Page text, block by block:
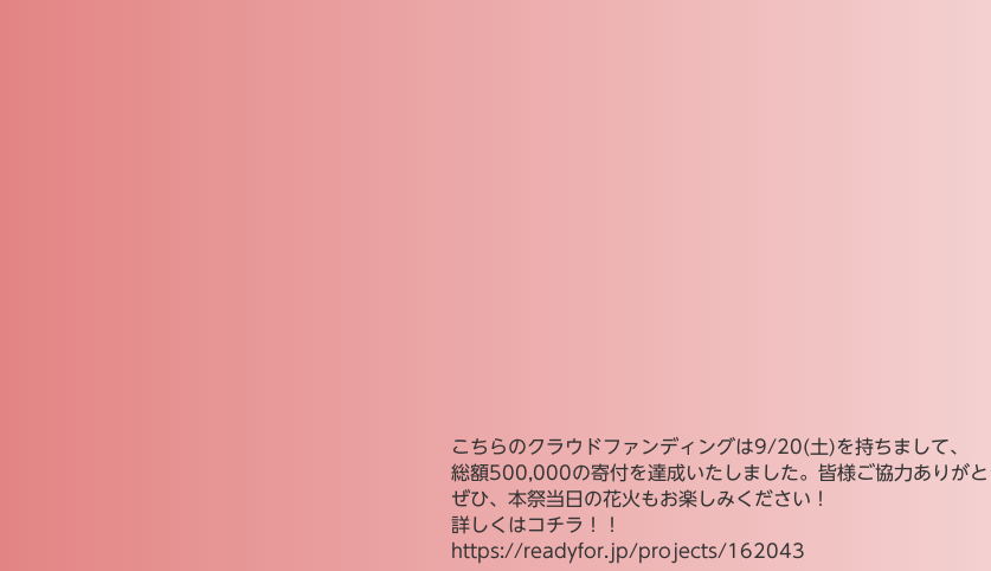
こちらのクラウドファンディングは9/20(土)を持ちまして、
総額500,000の寄付を達成いたしました。皆様ご協力ありがと
ぜひ、本祭当日の花火もお楽しみください！
詳しくはコチラ！！
https://readyfor.jp/projects/162043